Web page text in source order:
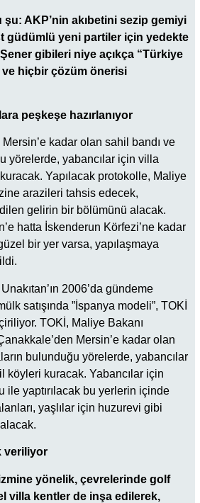
şu: AKP’nin akıbetini sezip gemiyi
güdümlü yeni partiler için yedekte
gibileri niye açıkça “Türkiye
ve hiçbir çözüm önerisi
peşkeşe hazırlanıyor
kadar olan sahil bandı ve
yörelerde, yabancılar için villa
Yapılacak protokolle, Maliye
arazileri tahsis edecek,
gelirin bir bölümünü alacak.
hatta İskenderun Körfezi’ne kadar
bir yer varsa, yapılaşmaya
2006’da gündeme
satışında ”İspanya modeli”, TOKİ
TOKİ, Maliye Bakanı
Mersin’e kadar olan
bulunduğu yörelerde, yabancılar
köyleri kuracak. Yabancılar için
ile yaptırılacak bu yerlerin içinde
yaşlılar için huzurevi gibi
veriliyor
yönelik, çevrelerinde golf
villa kentler de inşa edilerek,